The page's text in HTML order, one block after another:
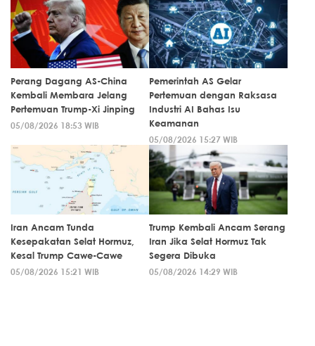
Perang Dagang AS-China
Kembali Membara Jelang
Pertemuan Trump-Xi Jinping
05/08/2026 18:53 WIB
Pemerintah AS Gelar
Pertemuan dengan Raksasa
Industri AI Bahas Isu
Keamanan
05/08/2026 15:27 WIB
Iran Ancam Tunda
Kesepakatan Selat Hormuz,
Kesal Trump Cawe-Cawe
05/08/2026 15:21 WIB
Trump Kembali Ancam Serang
Iran Jika Selat Hormuz Tak
Segera Dibuka
05/08/2026 14:29 WIB